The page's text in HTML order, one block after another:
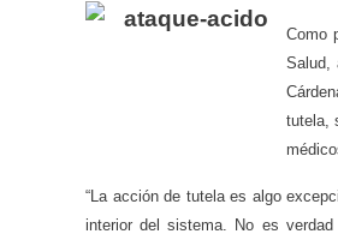
Como
Salud,
tutela,
“La acción de tutela es algo
interior del sistema. No es